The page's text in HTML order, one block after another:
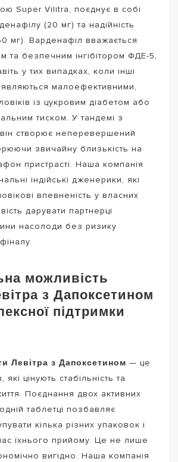
Super Vilitra, поєднує в собі
(20 мг) та надійність
мг). Варденафіл вважається
та безпечним інгібітором ФДЕ-5,
у тих випадках, коли інші
малоефективними,
із цукровим діабетом або
тиском. У тандемі з
створює неперевершений
звичайну близькість на
пристрасті. Наша компанія
індійські дженерики, які
впевненість у власних
дарувати партнерці
насолоди без ризику
можливість
з Дапоксетином
підтримки
Левітра з Дапоксетином — це
які цінують стабільність та
Поєднання двох активних
таблетці позбавляє
кілька різних упаковок і
їхнього прийому. Це не лише
вигідно. Наша компанія